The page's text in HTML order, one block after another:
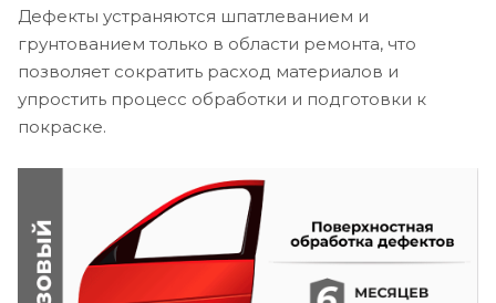
Дефекты устраняются шпатлеванием и
грунтованием только в области ремонта, что
позволяет сократить расход материалов и
упростить процесс обработки и подготовки к
покраске.